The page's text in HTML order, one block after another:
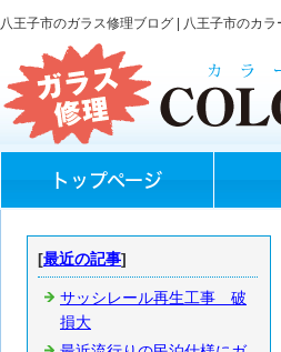
八王子市のガラス修理ブログ | 八王子市のカ
トップページ
[最近の記事]
サッシレール再生工事 破
損大